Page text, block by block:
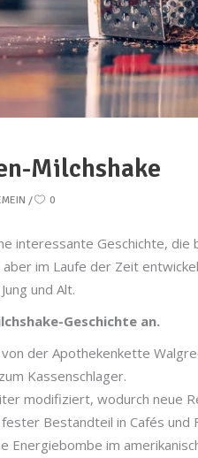
Milchshake
0
interessante Geschichte,
im Laufe der Zeit
und Alt.
Geschichte an.
der Apothekenkette
Kassenschlager.
modifiziert, wodurch neue
Bestandteil in Cafés und
Energiebombe im